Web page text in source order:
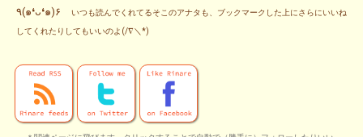
٩(๑❛ᴗ❛๑)۶
いつも読んでくれてるそこのアナタも、ブックマークした上にさらにいいね
してくれたりしてもいいのよ(/∇＼*)